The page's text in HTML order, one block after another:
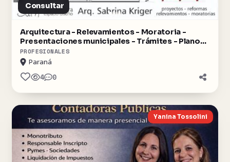
Consultar
Arquitectura - Relevamientos - Moratoria -
Presentaciones municipales - Trámites - Planos -
Ampliación y Reforma
PROFESIONALES
Paraná
4 0
Yanina Tossolini